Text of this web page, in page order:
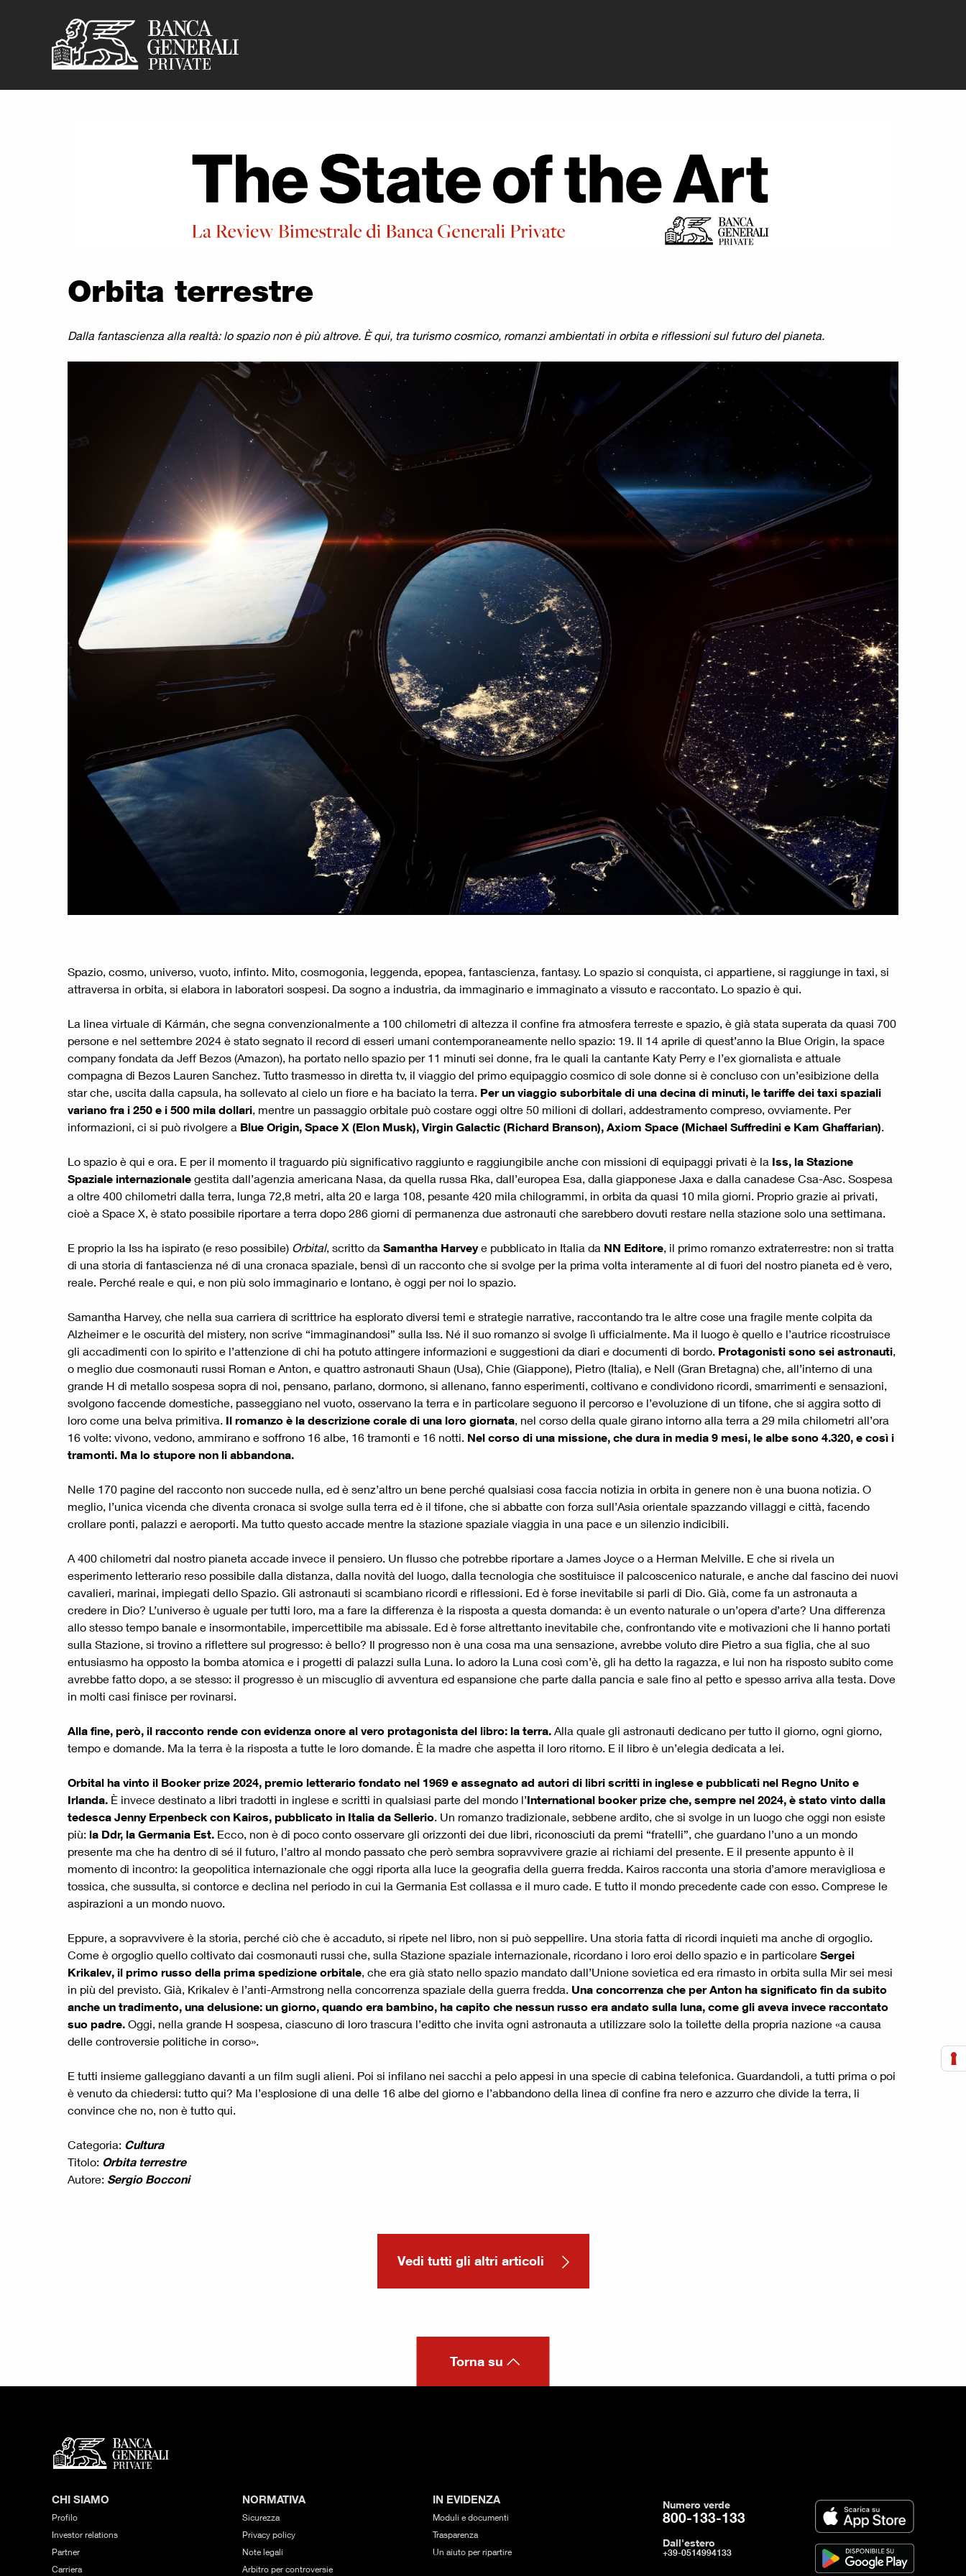
Banca Generali Private - Orbita terrestre
Orbita terrestre
Dalla fantascienza alla realtà: lo spazio non è più altrove. È qui, tra turismo cosmico, romanzi ambientati in orbita e riflessioni sul futuro del pianeta.
Spazio, cosmo, universo, vuoto, infinto. Mito, cosmogonia, leggenda, epopea, fantascienza, fantasy. Lo spazio si conquista, ci appartiene, si raggiunge in taxi, si
attraversa in orbita, si elabora in laboratori sospesi. Da sogno a industria, da immaginario e immaginato a vissuto e raccontato. Lo spazio è qui.
La linea virtuale di Kármán, che segna convenzionalmente a 100 chilometri di altezza il confine fra atmosfera terreste e spazio, è già stata superata da quasi 700
persone e nel settembre 2024 è stato segnato il record di esseri umani contemporaneamente nello spazio: 19. Il 14 aprile di quest’anno la Blue Origin, la space
company fondata da Jeff Bezos (Amazon), ha portato nello spazio per 11 minuti sei donne, fra le quali la cantante Katy Perry e l’ex giornalista e attuale
compagna di Bezos Lauren Sanchez. Tutto trasmesso in diretta tv, il viaggio del primo equipaggio cosmico di sole donne si è concluso con un’esibizione della
star che, uscita dalla capsula, ha sollevato al cielo un fiore e ha baciato la terra. Per un viaggio suborbitale di una decina di minuti, le tariffe dei taxi spaziali
variano fra i 250 e i 500 mila dollari , mentre un passaggio orbitale può costare oggi oltre 50 milioni di dollari, addestramento compreso, ovviamente. Per
informazioni, ci si può rivolgere a Blue Origin, Space X (Elon Musk), Virgin Galactic (Richard Branson), Axiom Space (Michael Suffredini e Kam Ghaffarian)
Lo spazio è qui e ora. E per il momento il traguardo più significativo raggiunto e raggiungibile anche con missioni di equipaggi privati è la Iss, la Stazione
Spaziale internazionale gestita dall’agenzia americana Nasa, da quella russa Rka, dall’europea Esa, dalla giapponese Jaxa e dalla canadese Csa-Asc. Sospesa
a oltre 400 chilometri dalla terra, lunga 72,8 metri, alta 20 e larga 108, pesante 420 mila chilogrammi, in orbita da quasi 10 mila giorni. Proprio grazie ai privati,
cioè a Space X, è stato possibile riportare a terra dopo 286 giorni di permanenza due astronauti che sarebbero dovuti restare nella stazione solo una settimana.
E proprio la Iss ha ispirato (e reso possibile) Orbital, scritto da Samantha Harveye pubblicato in Italia da NN Editore , il primo romanzo extraterrestre: non si tratta
di una storia di fantascienza né di una cronaca spaziale, bensì di un racconto che si svolge per la prima volta interamente al di fuori del nostro pianeta ed è vero,
reale. Perché reale e qui, e non più solo immaginario e lontano, è oggi per noi lo spazio.
Samantha Harvey, che nella sua carriera di scrittrice ha esplorato diversi temi e strategie narrative, raccontando tra le altre cose una fragile mente colpita da
Alzheimer e le oscurità del mistery, non scrive “immaginandosi” sulla Iss. Né il suo romanzo si svolge lì ufficialmente. Ma il luogo è quello e l’autrice ricostruisce
gli accadimenti con lo spirito e l’attenzione di chi ha potuto attingere informazioni e suggestioni da diari e documenti di bordo. Protagonisti sono sei astronauti
o meglio due cosmonauti russi Roman e Anton, e quattro astronauti Shaun (Usa), Chie (Giappone), Pietro (Italia), e Nell (Gran Bretagna) che, all’interno di una
grande H di metallo sospesa sopra di noi, pensano, parlano, dormono, si allenano, fanno esperimenti, coltivano e condividono ricordi, smarrimenti e sensazioni,
svolgono faccende domestiche, passeggiano nel vuoto, osservano la terra e in particolare seguono il percorso e l’evoluzione di un tifone, che si aggira sotto di
loro come una belva primitiva. Il romanzo è la descrizione corale di una loro giornata , nel corso della quale girano intorno alla terra a 29 mila chilometri all’ora
16 volte: vivono, vedono, ammirano e soffrono 16 albe, 16 tramonti e 16 notti. Nel corso di una missione, che dura in media 9 mesi, le albe sono 4.320, e così i
tramonti. Ma lo stupore non li abbandona.
Nelle 170 pagine del racconto non succede nulla, ed è senz’altro un bene perché qualsiasi cosa faccia notizia in orbita in genere non è una buona notizia. O
meglio, l’unica vicenda che diventa cronaca si svolge sulla terra ed è il tifone, che si abbatte con forza sull’Asia orientale spazzando villaggi e città, facendo
crollare ponti, palazzi e aeroporti. Ma tutto questo accade mentre la stazione spaziale viaggia in una pace e un silenzio indicibili.
A 400 chilometri dal nostro pianeta accade invece il pensiero. Un flusso che potrebbe riportare a James Joyce o a Herman Melville. E che si rivela un
esperimento letterario reso possibile dalla distanza, dalla novità del luogo, dalla tecnologia che sostituisce il palcoscenico naturale, e anche dal fascino dei nuovi
cavalieri, marinai, impiegati dello Spazio. Gli astronauti si scambiano ricordi e riflessioni. Ed è forse inevitabile si parli di Dio. Già, come fa un astronauta a
credere in Dio? L’universo è uguale per tutti loro, ma a fare la differenza è la risposta a questa domanda: è un evento naturale o un’opera d’arte? Una differenza
allo stesso tempo banale e insormontabile, impercettibile ma abissale. Ed è forse altrettanto inevitabile che, confrontando vite e motivazioni che li hanno portati
sulla Stazione, si trovino a riflettere sul progresso: è bello? Il progresso non è una cosa ma una sensazione, avrebbe voluto dire Pietro a sua figlia, che al suo
entusiasmo ha opposto la bomba atomica e i progetti di palazzi sulla Luna. Io adoro la Luna così com’è, gli ha detto la ragazza, e lui non ha risposto subito come
avrebbe fatto dopo, a se stesso: il progresso è un miscuglio di avventura ed espansione che parte dalla pancia e sale fino al petto e spesso arriva alla testa. Dove
in molti casi finisce per rovinarsi.
Alla fine, però, il racconto rende con evidenza onore al vero protagonista del libro: la terra. Alla quale gli astronauti dedicano per tutto il giorno, ogni giorno,
tempo e domande. Ma la terra è la risposta a tutte le loro domande. È la madre che aspetta il loro ritorno. E il libro è un’elegia dedicata a lei.
Orbital ha vinto il Booker prize 2024, premio letterario fondato nel 1969 e assegnato ad autori di libri scritti in inglese e pubblicati nel Regno Unito e
Irlanda. È invece destinato a libri tradotti in inglese e scritti in qualsiasi parte del mondo l’International booker prize che, sempre nel 2024, è stato vinto dalla
tedesca Jenny Erpenbeck con Kairos, pubblicato in Italia da Sellerio . Un romanzo tradizionale, sebbene ardito, che si svolge in un luogo che oggi non esiste
più: la Ddr, la Germania Est. Ecco, non è di poco conto osservare gli orizzonti dei due libri, riconosciuti da premi “fratelli”, che guardano l’uno a un mondo
presente ma che ha dentro di sé il futuro, l’altro al mondo passato che però sembra sopravvivere grazie ai richiami del presente. E il presente appunto è il
momento di incontro: la geopolitica internazionale che oggi riporta alla luce la geografia della guerra fredda. Kairos racconta una storia d’amore meravigliosa e
tossica, che sussulta, si contorce e declina nel periodo in cui la Germania Est collassa e il muro cade. E tutto il mondo precedente cade con esso. Comprese le
aspirazioni a un mondo nuovo.
Eppure, a sopravvivere è la storia, perché ciò che è accaduto, si ripete nel libro, non si può seppellire. Una storia fatta di ricordi inquieti ma anche di orgoglio.
Come è orgoglio quello coltivato dai cosmonauti russi che, sulla Stazione spaziale internazionale, ricordano i loro eroi dello spazio e in particolare Sergei
Krikalev, il primo russo della prima spedizione orbitale , che era già stato nello spazio mandato dall’Unione sovietica ed era rimasto in orbita sulla Mir sei mesi
in più del previsto. Già, Krikalev è l’anti-Armstrong nella concorrenza spaziale della guerra fredda. Una concorrenza che per Anton ha significato fin da subito
anche un tradimento, una delusione: un giorno, quando era bambino, ha capito che nessun russo era andato sulla luna, come gli aveva invece raccontato
suo padre. Oggi, nella grande H sospesa, ciascuno di loro trascura l’editto che invita ogni astronauta a utilizzare solo la toilette della propria nazione «a causa
delle controversie politiche in corso».
E tutti insieme galleggiano davanti a un film sugli alieni. Poi si infilano nei sacchi a pelo appesi in una specie di cabina telefonica. Guardandoli, a tutti prima o poi
è venuto da chiedersi: tutto qui? Ma l’esplosione di una delle 16 albe del giorno e l’abbandono della linea di confine fra nero e azzurro che divide la terra, li
convince che no, non è tutto qui.
Categoria: Cultura
Titolo: Orbita terrestre
Autore: Sergio Bocconi
Vedi tutti gli altri articoli
Torna su
CHI SIAMO
Profilo
Investor relations
Partner
Carriera
NORMATIVA
Sicurezza
Privacy policy
Note legali
Arbitro per controversie
IN EVIDENZA
Moduli e documenti
Trasparenza
Un aiuto per ripartire
Numero verde
800-133-133
Dall'estero
+39-0514994133